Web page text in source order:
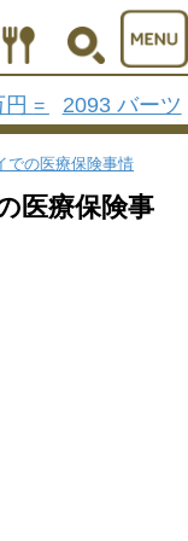
円 = 2093 バーツ
での医療保険事情
医療保険事